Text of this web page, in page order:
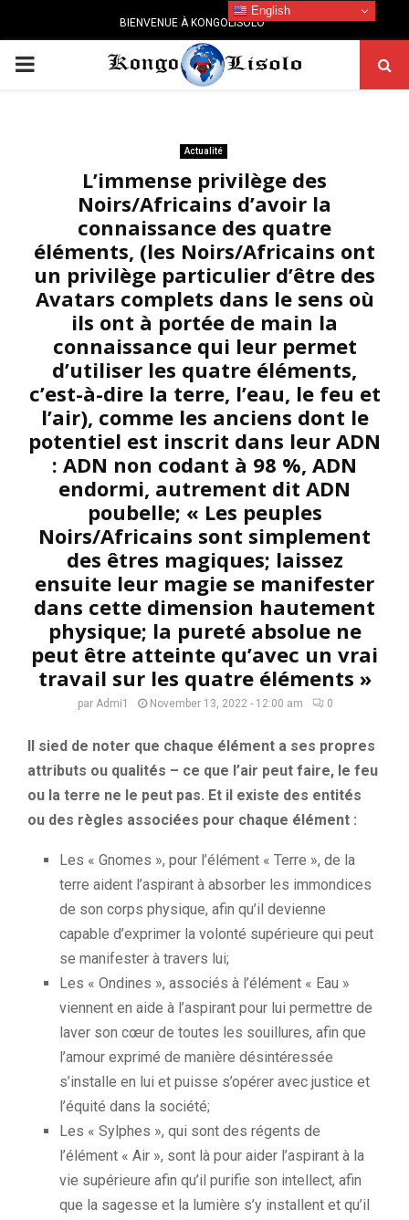
BIENVENUE À KONGOLISOLO
PRIMARY
Actualité
L’immense privilège des
Noirs/Africains d’avoir la
connaissance des quatre
éléments, (les Noirs/Africains ont
un privilège particulier d’être des
Avatars complets dans le sens où
ils ont à portée de main la
connaissance qui leur permet
d’utiliser les quatre éléments,
c’est-à-dire la terre, l’eau, le feu et
l’air), comme les anciens dont le
potentiel est inscrit dans leur ADN
: ADN non codant à 98 %, ADN
endormi, autrement dit ADN
poubelle; « Les peuples
Noirs/Africains sont simplement
des êtres magiques; laissez
ensuite leur magie se manifester
dans cette dimension hautement
physique; la pureté absolue ne
peut être atteinte qu’avec un vrai
travail sur les quatre éléments »
par Admi1 November 13, 2022 - 12:00 am 0
Il sied de noter que chaque élément a ses propres
attributs ou qualités – ce que l’air peut faire, le feu
ou la terre ne le peut pas. Et il existe des entités
ou des règles associées pour chaque élément :
Les « Gnomes », pour l’élément « Terre », de la
terre aident l’aspirant à absorber les immondices
de son corps physique, afin qu’il devienne
capable d’exprimer la volonté supérieure qui peut
se manifester à travers lui;
Les « Ondines », associés à l’élément « Eau »
viennent en aide à l’aspirant pour lui permettre de
laver son cœur de toutes les souillures, afin que
l’amour exprimé de manière désintéressée
s’installe en lui et puisse s’opérer avec justice et
l’équité dans la société;
Les « Sylphes », qui sont des régents de
l’élément « Air », sont là pour aider l’aspirant à la
vie supérieure afin qu’il purifie son intellect, afin
que la sagesse et la lumière s’y installent et qu’il
English